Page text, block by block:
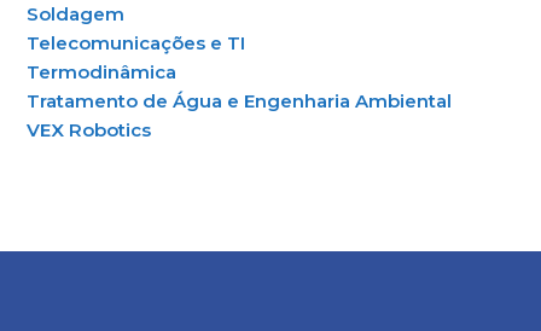
Soldagem
Telecomunicações e TI
Termodinâmica
Tratamento de Água e Engenharia Ambiental
VEX Robotics